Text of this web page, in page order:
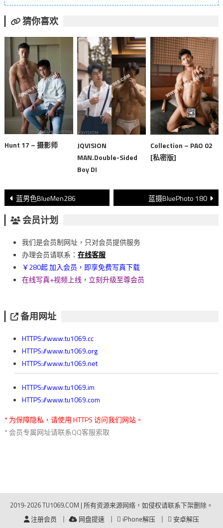
猜你喜欢
Hunt 17 – 摄影师
JQVISION
MAN.Double-Sided
Boy DI
Collection – PAO 02
[私密版]
文
章
導
覽
蓝男色BlueMen286 蓝摄BluePhoto 180
会员计划
我们是会员制网址，只对会员提供服务
办理会员请联系： 在线客服
￥280起 加入会员，即享免费写真下载
在线写真+视频上线，立刻升级至尊会员
备用网址
HTTPS://www.tu1069.cc
HTTPS://www.tu1069.org
HTTPS://www.tu1069.net
HTTPS://www.tu1069.im
HTTPS://www.tu1069.com
* 为保障隐私，请使用 HTTPS 访问我们网站。
* 会员专属网址请联系QQ客服索取
2019-2026 TU1069.COM | 所有资源来源网络，如侵权请联系下架删除。
注册会员
网盘提速 iPhone解压 安卓解压